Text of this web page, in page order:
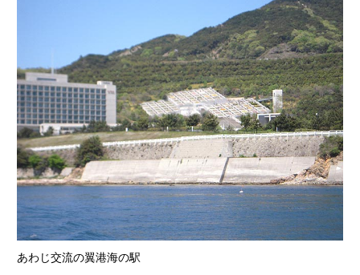
あわじ交流の翼港海の駅